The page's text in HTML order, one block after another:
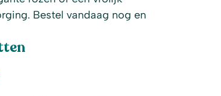
Bestel vandaag nog en